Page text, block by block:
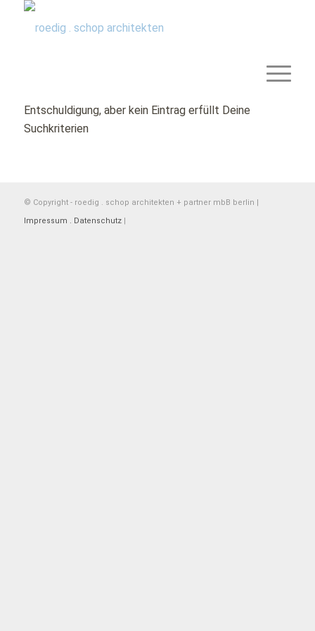
Entschuldigung, aber kein Eintrag erfüllt Deine
Suchkriterien
© Copyright - roedig . schop architekten + partner mbB berlin |
Impressum . Datenschutz|